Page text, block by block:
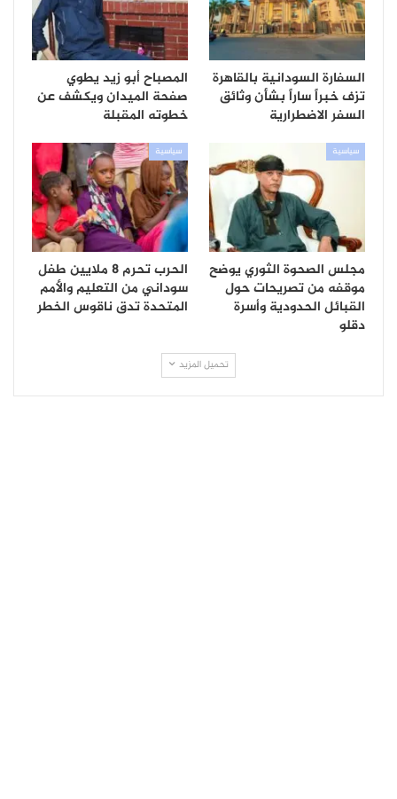
السفارة السودانية بالقاهرة
تزف خبراً ساراً بشأن وثائق
السفر الاضطرارية
المصباح أبو زيد يطوي
صفحة الميدان ويكشف عن
خطوته المقبلة
سياسية
مجلس الصحوة الثوري يوضح
موقفه من تصريحات حول
القبائل الحدودية وأسرة
دقلو
سياسية
الحرب تحرم 8 ملايين طفل
سوداني من التعليم والأمم
المتحدة تدق ناقوس الخطر
تحميل المزيد